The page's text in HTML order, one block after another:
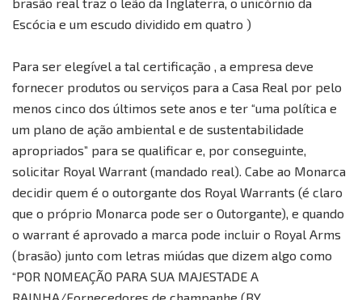
Escócia e um escudo dividido em quatro )
Para ser elegível a tal certificação , a empresa deve
fornecer produtos ou serviços para a Casa Real por pelo
menos cinco dos últimos sete anos e ter “uma política e
um plano de ação ambiental e de sustentabilidade
apropriados” para se qualificar e, por conseguinte,
solicitar Royal Warrant (mandado real). Cabe ao Monarca
decidir quem é o outorgante dos Royal Warrants (é claro
que o próprio Monarca pode ser o Outorgante), e quando
o warrant é aprovado a marca pode incluir o Royal Arms
(brasão) junto com letras miúdas que dizem algo como
“POR NOMEAÇÃO PARA SUA MAJESTADE A